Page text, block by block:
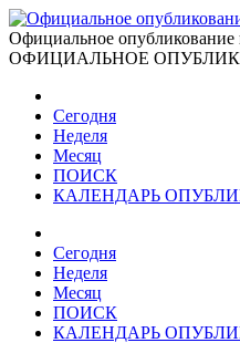
Официальное опубликование
ОФИЦИАЛЬНОЕ
Сегодня
Неделя
Месяц
ПОИСК
КАЛЕНДАРЬ
Сегодня
Неделя
Месяц
ПОИСК
КАЛЕНДАРЬ